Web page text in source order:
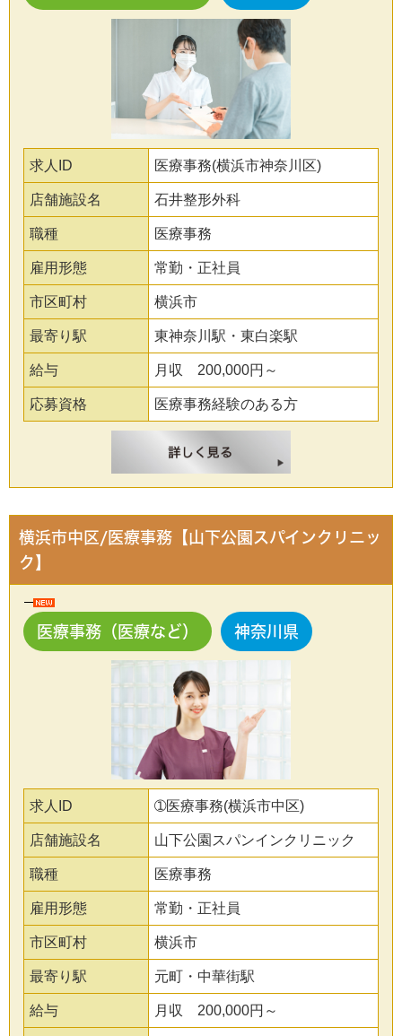
求人ID 医療事務(横浜市神奈川区)
店舗施設名 石井整形外科
職種 医療事務
雇用形態 常勤・正社員
市区町村 横浜市
最寄り駅 東神奈川駅・東白楽駅
給与 月収 200,000円～
応募資格 医療事務経験のある方
横浜市中区/医療事務【山下公園スパインクリニッ
ク】
医療事務（医療など） 神奈川県
求人ID ➀医療事務(横浜市中区)
店舗施設名 山下公園スパンインクリニック
職種 医療事務
雇用形態 常勤・正社員
市区町村 横浜市
最寄り駅 元町・中華街駅
給与 月収 200,000円～